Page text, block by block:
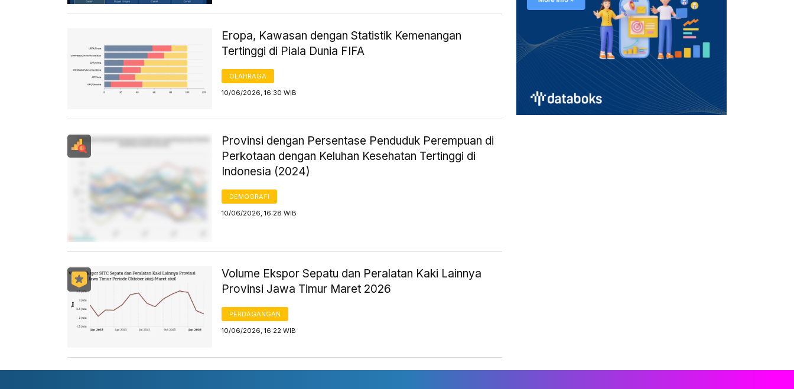
Eropa, Kawasan dengan Statistik Kemenangan
Tertinggi di Piala Dunia FIFA
OLAHRAGA
10/06/2026, 16:30 WIB
Provinsi dengan Persentase Penduduk Perempuan di
Perkotaan dengan Keluhan Kesehatan Tertinggi di
Indonesia (2024)
DEMOGRAFI
10/06/2026, 16:28 WIB
Volume Ekspor Sepatu dan Peralatan Kaki Lainnya
Provinsi Jawa Timur Maret 2026
PERDAGANGAN
10/06/2026, 16:22 WIB